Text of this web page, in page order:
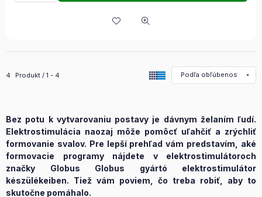
Všetky produkty v kategórii
4 Produkt 1 4
Bez potu k vytvarovaniu postavy je dávnym želaním ľudí.
Elektrostimulácia naozaj môže pomôcť uľahčiť a zrýchliť
formovanie svalov. Pre lepší prehľad vám predstavím, aké
formovacie programy nájdete v elektrostimulátoroch
značky Globus Globus gyártó elektrostimulátor
készülékeiben. Tiež vám poviem, čo treba robiť, aby to
skutočne pomáhalo.